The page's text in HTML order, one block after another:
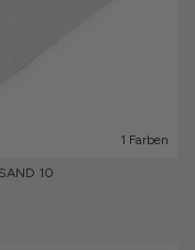
1 Farben
10